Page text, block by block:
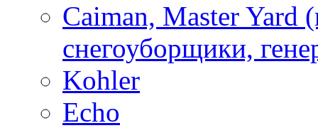
Caiman, Master Yard
снегоуборщики,
Kohler
Echo